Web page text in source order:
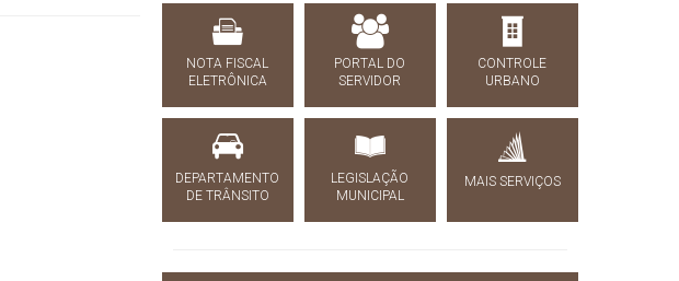
NOTA FISCAL
ELETRÔNICA
PORTAL DO
SERVIDOR
CONTROLE
URBANO
DEPARTAMENTO
DE TRÂNSITO
LEGISLAÇÃO
MUNICIPAL
MAIS SERVIÇOS